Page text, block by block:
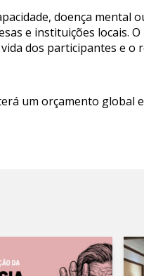
doença
e instituições locais.
dos participantes e o
um orçamento global